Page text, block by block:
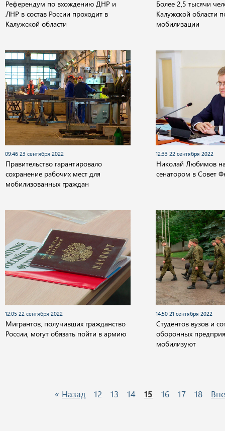
Референдум по вхождению ДНР и
ЛНР в состав России проходит в
Калужской области
Более 2,5 тысячи
Калужской области
мобилизации
09:46 23 сентября 2022
Правительство гарантировало
сохранение рабочих мест для
мобилизованных граждан
12:33 22 сентября 2022
Николай Любимов
сенатором в Совет
12:05 22 сентября 2022
Мигрантов, получивших гражданство
России, могут обязать пойти в армию
14:50 21 сентября 2022
Студентов вузов и
оборонных
мобилизуют
« Назад 12 13 14 15 16 17 18